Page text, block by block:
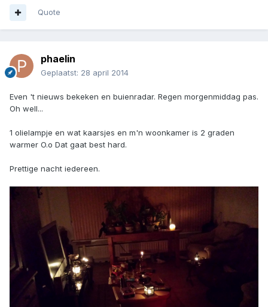
Quote
phaelin
Geplaatst: 28 april 2014
Even 't nieuws bekeken en buienradar. Regen morgenmiddag pas.
Oh well...
1 olielampje en wat kaarsjes en m'n woonkamer is 2 graden
warmer O.o Dat gaat best hard.
Prettige nacht iedereen.